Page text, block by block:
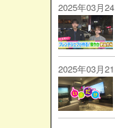
2025年03月
2025年03月